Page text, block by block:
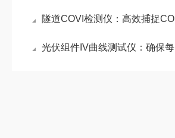
隧道COVI检测仪：高效捕捉CO和能见度变化，为应急处置提供可靠数据
光伏组件IV曲线测试仪：确保每个组件的性能符合标准和规定要求